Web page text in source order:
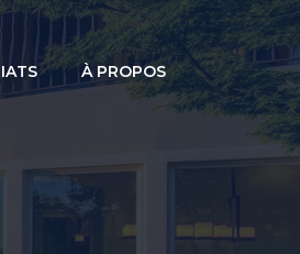
À PROPOS